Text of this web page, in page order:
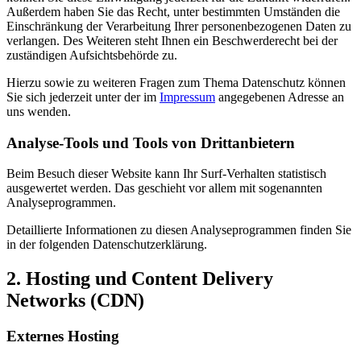
Außerdem haben Sie das Recht, unter bestimmten Umständen die
Einschränkung der Verarbeitung Ihrer personenbezogenen Daten zu
verlangen. Des Weiteren steht Ihnen ein Beschwerderecht bei der
zuständigen Aufsichtsbehörde zu.
Hierzu sowie zu weiteren Fragen zum Thema Datenschutz können
Sie sich jederzeit unter der im Impressum angegebenen Adresse an
uns wenden.
Analyse-Tools und Tools von Dritt­anbietern
Beim Besuch dieser Website kann Ihr Surf-Verhalten statistisch
ausgewertet werden. Das geschieht vor allem mit sogenannten
Analyseprogrammen.
Detaillierte Informationen zu diesen Analyseprogrammen finden Sie
in der folgenden Datenschutzerklärung.
2. Hosting und Content Delivery
Networks (CDN)
Externes Hosting